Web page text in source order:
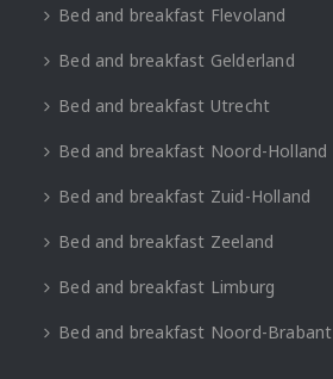
Bed and breakfast Flevoland
Bed and breakfast Gelderland
Bed and breakfast Utrecht
Bed and breakfast Noord-Holland
Bed and breakfast Zuid-Holland
Bed and breakfast Zeeland
Bed and breakfast Limburg
Bed and breakfast Noord-Brabant